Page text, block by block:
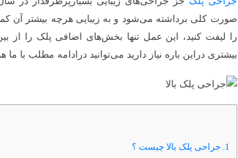
صورت کلی برداشته می‌شود و به زیبایی هرچه بیشتر آن
را لیفت کنید، این عمل تنها بخش‌های اضافی پلک را از
بیشتری دراین باره نیاز دارید می‌توانید درادامه مطلب با ما
1. جراحی پلک بالا چیست ؟